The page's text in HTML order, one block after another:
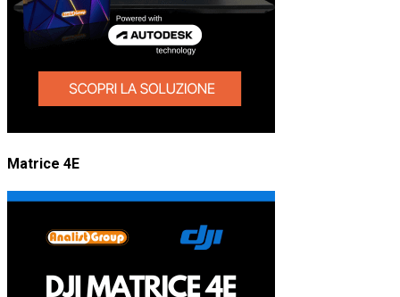
Matrice 4E